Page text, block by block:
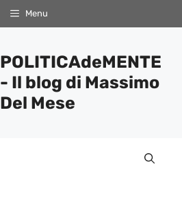
Menu
POLITICAdeMENTE
- Il blog di Massimo
Del Mese